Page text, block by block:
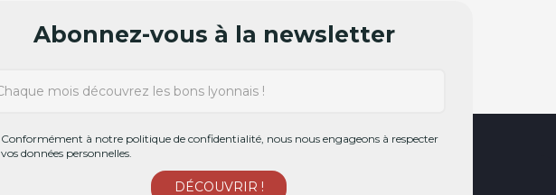
Abonnez-vous à la newsletter
Conformément à notre politique de confidentialité, nous nous engageons à respecter
vos données personnelles.